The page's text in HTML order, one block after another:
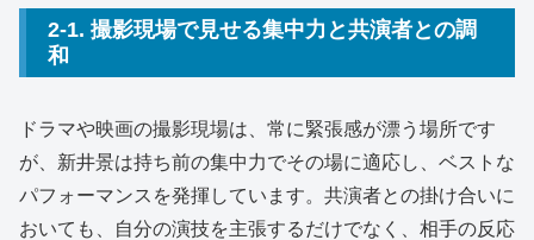
2-1. 撮影現場で見せる集中力と共演者との調
和
ドラマや映画の撮影現場は、常に緊張感が漂う場所です
が、新井景は持ち前の集中力でその場に適応し、ベストな
パフォーマンスを発揮しています。共演者との掛け合いに
おいても、自分の演技を主張するだけでなく、相手の反応